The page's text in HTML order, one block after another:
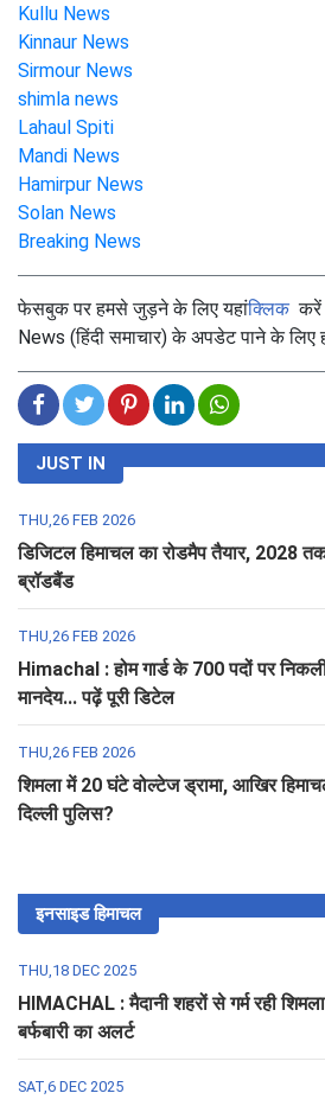
Kullu News
Kinnaur News
Sirmour News
shimla news
Lahaul Spiti
Mandi News
Hamirpur News
Solan News
Breaking News
फेसबुक पर हमसे जुड़ने के लिए यहांक्लिककरें।
News (हिंदी समाचार) के अपडेट पाने के लिए
JUST IN
THU,26 FEB 2026
डिजिटल हिमाचल का रोडमैप तैयार, 2028
ब्रॉडबैंड
THU,26 FEB 2026
Himachal : होम गार्ड के 700 पदों पर
मानदेय... पढ़ें पूरी डिटेल
THU,26 FEB 2026
शिमला में 20 घंटे वोल्टेज ड्रामा, आखिर
दिल्ली पुलिस?
इनसाइड हिमाचल
THU,18 DEC 2025
HIMACHAL : मैदानी शहरों से गर्म रही
बर्फबारी का अलर्ट
SAT,6 DEC 2025